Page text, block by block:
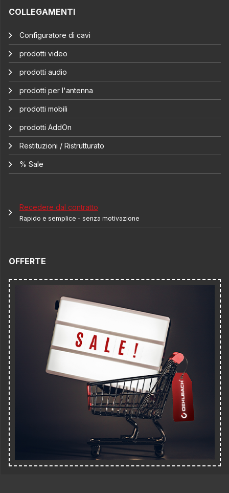
COLLEGAMENTI
Configuratore di cavi
prodotti video
prodotti audio
prodotti per l'antenna
prodotti mobili
prodotti AddOn
Restituzioni / Ristrutturato
% Sale
Recedere dal contratto
Rapido e semplice - senza motivazione
OFFERTE